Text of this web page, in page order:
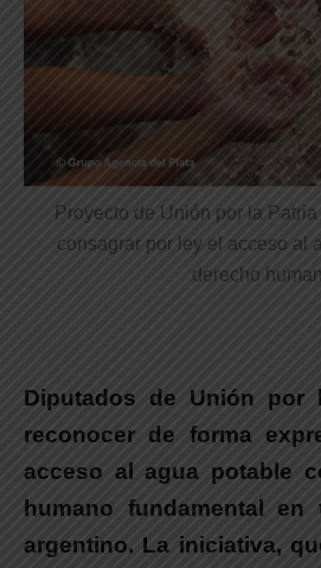
Proyecto de Unión por la
consagrar por ley el acceso al
derecho
Diputados de Unión por
reconocer de forma
acceso al agua potable
humano fundamental
argentino. La iniciativa,